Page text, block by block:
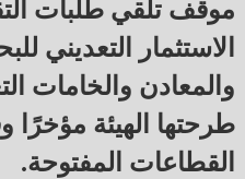
موقف تلقي طلبات
الاستثمار التعديني
والمعادن والخامات
طرحتها الهيئة مؤخرًا
القطاعات المفتوحة.